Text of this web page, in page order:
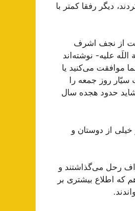
دیگر رفقا کمتر با
از نجف اشرف
علیه- نوشته‌اند
موافقت می‌کنید یا
روز جمعه را
حدود هجده سال
از دوستان و
رحل می‌گذاشتند و
که اطلاع بیشتری بر